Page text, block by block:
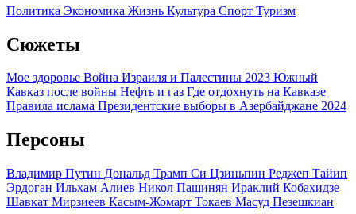
Политика Экономика Жизнь Культура Спорт Туризм
Сюжеты
Мое здоровье Война Израиля и Палестины 2023 Южный
Кавказ после войны Нефть и газ Где отдохнуть на Кавказе
Правила ислама Президентские выборы в Азербайджане 2024
Персоны
Владимир Путин Дональд Трамп Си Цзиньпин Реджеп Тайип
Эрдоган Ильхам Алиев Никол Пашинян Ираклий Кобахидзе
Шавкат Мирзиеев Касым-Жомарт Токаев Масуд Пезешкиан